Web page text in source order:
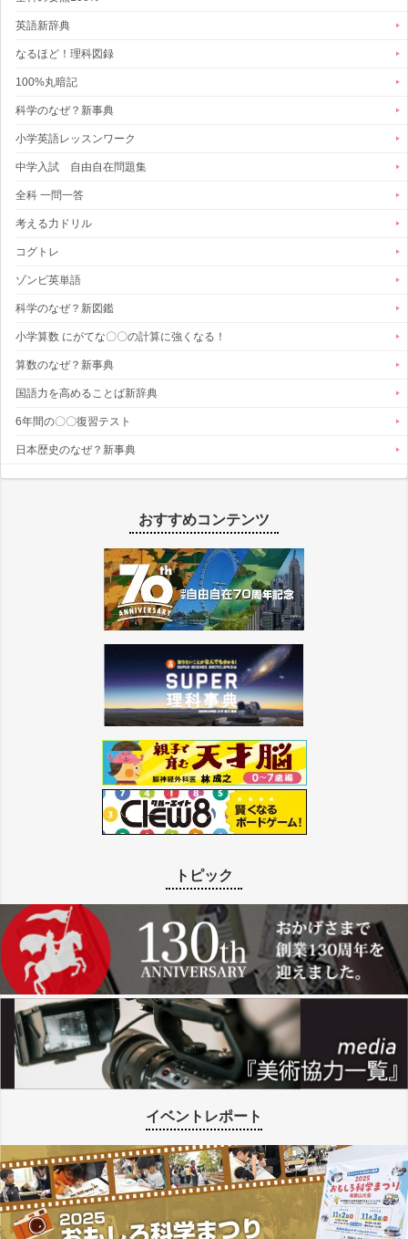
英語新辞典
なるほど！理科図録
100%丸暗記
科学のなぜ？新事典
小学英語レッスンワーク
中学入試 自由自在問題集
全科 一問一答
考える力ドリル
コグトレ
ゾンビ英単語
科学のなぜ？新図鑑
小学算数 にがてな〇〇の計算に強くなる！
算数のなぜ？新事典
国語力を高めることば新辞典
6年間の〇〇復習テスト
日本歴史のなぜ？新事典
おすすめコンテンツ
トピック
イベントレポート